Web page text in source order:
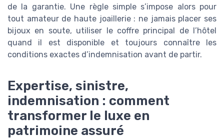
de la garantie. Une règle simple s’impose alors pour
tout amateur de haute joaillerie : ne jamais placer ses
bijoux en soute, utiliser le coffre principal de l’hôtel
quand il est disponible et toujours connaître les
conditions exactes d’indemnisation avant de partir.
Expertise, sinistre,
indemnisation : comment
transformer le luxe en
patrimoine assuré